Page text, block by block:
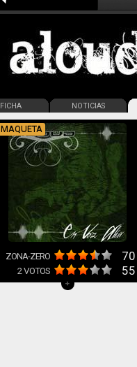
FICHA NOTICIAS
MAQUETA
ZONA-ZERO 70
2VOTOS 55
+